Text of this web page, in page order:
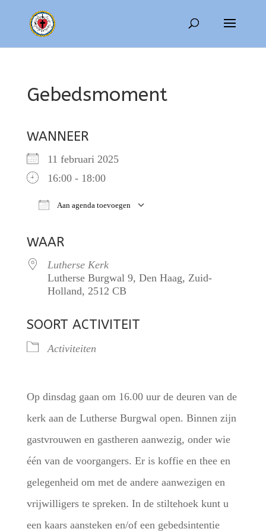
Gebedsmoment
WANNEER
11 februari 2025
16:00 - 18:00
Aan agenda toevoegen
WAAR
Lutherse Kerk
Lutherse Burgwal 9, Den Haag, Zuid-
Holland, 2512 CB
SOORT ACTIVITEIT
Activiteiten
Op dinsdag gaan om 16.00 uur de deuren van de
kerk aan de Lutherse Burgwal open. Binnen zijn
gastvrouwen en gastheren aanwezig, onder wie
één van de voorgangers. Er is koffie en thee en
gelegenheid om met de andere aanwezigen en
vrijwilligers te spreken. In de stiltehoek kunt u
een kaars aansteken en/of een gebedsintentie